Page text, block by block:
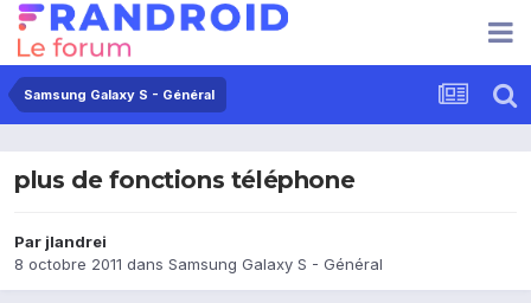
Samsung Galaxy S - Général
plus de fonctions téléphone
Par jlandrei
8 octobre 2011 dans Samsung Galaxy S - Général